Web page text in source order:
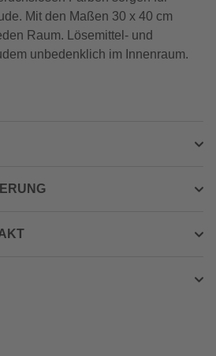
Mit den Maßen 30 x 40 cm
Raum. Lösemittel- und
unbedenklich im Innenraum.